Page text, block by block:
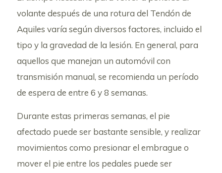
volante después de una rotura del Tendón de
Aquiles varía según diversos factores, incluido el
tipo y la gravedad de la lesión. En general, para
aquellos que manejan un automóvil con
transmisión manual, se recomienda un período
de espera de entre 6 y 8 semanas.
Durante estas primeras semanas, el pie
afectado puede ser bastante sensible, y realizar
movimientos como presionar el embrague o
mover el pie entre los pedales puede ser